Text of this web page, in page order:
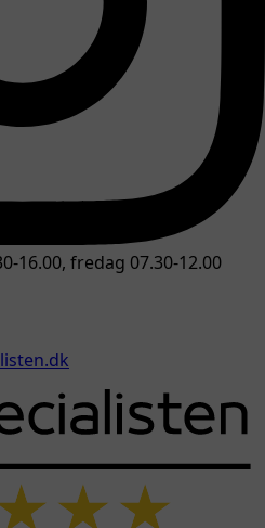
16.00, fredag 07.30-12.00